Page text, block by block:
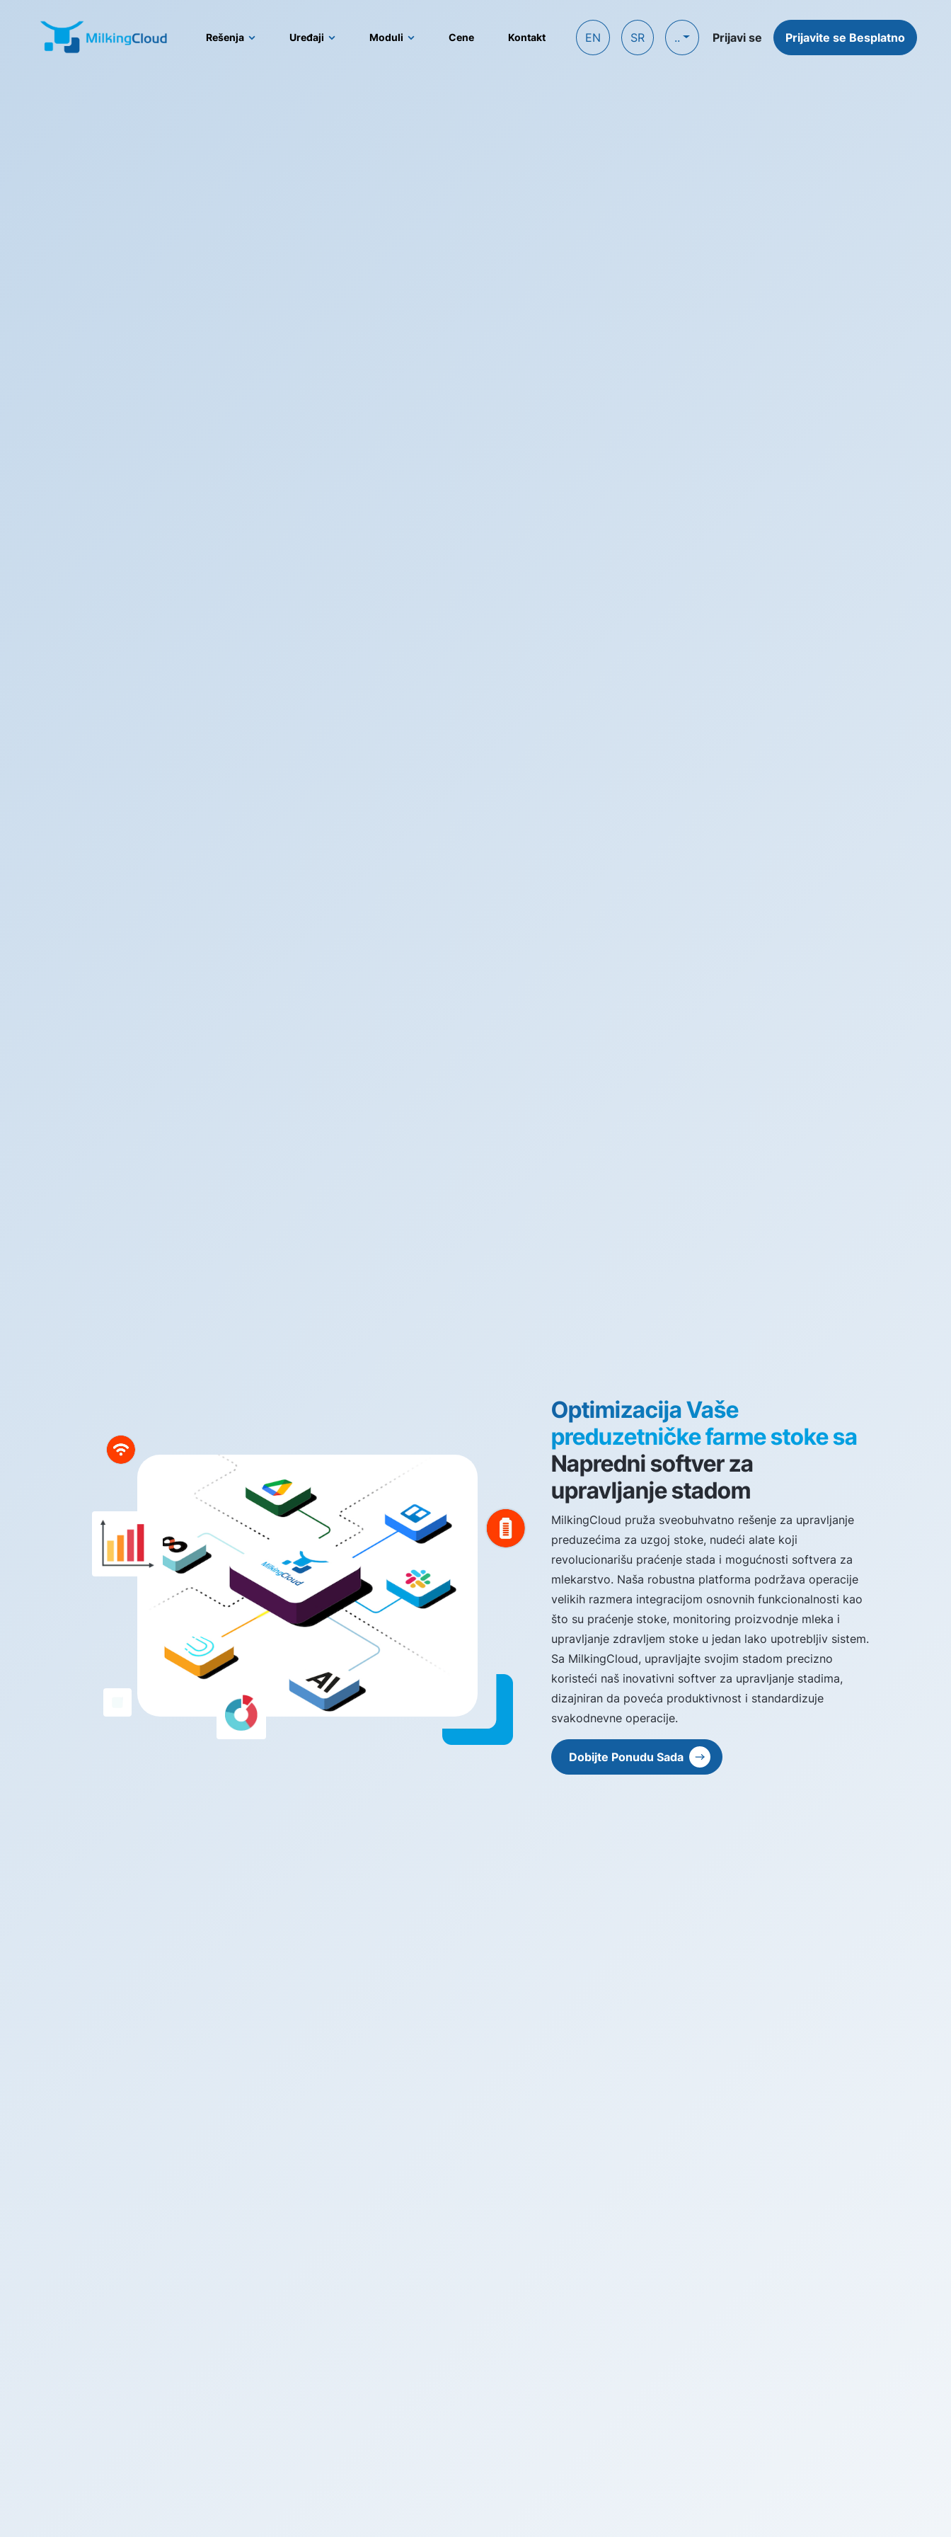
Rešenja Uređaji Moduli Cene Kontakt EN SR .. Prijavi se Prijavite se Besplatno
Optimizacija Vaše
preduzetničke farme stoke sa
Napredni softver za
upravljanje stadom
MilkingCloud pruža sveobuhvatno rešenje za upravljanje
preduzećima za uzgoj stoke, nudeći alate koji
revolucionarišu praćenje stada i mogućnosti softvera za
mlekarstvo. Naša robustna platforma podržava operacije
velikih razmera integracijom osnovnih funkcionalnosti kao
što su praćenje stoke, monitoring proizvodnje mleka i
upravljanje zdravljem stoke u jedan lako upotrebljiv sistem.
Sa MilkingCloud, upravljajte svojim stadom precizno
koristeći naš inovativni softver za upravljanje stadima,
dizajniran da poveća produktivnost i standardizuje
svakodnevne operacije.
Dobijte Ponudu Sada